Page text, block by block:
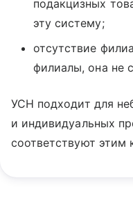
подакцизных
эту систему;
отсутствие
филиалы, она не
УСН подходит для
и индивидуальных
соответствуют этим